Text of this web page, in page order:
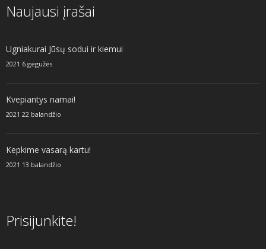
Naujausi įrašai
Ugniakurai Jūsų sodui ir kiemui
2021 6 gegužės
Kvepiantys namai!
2021 22 balandžio
Kepkime vasarą kartu!
2021 13 balandžio
Prisijunkite!